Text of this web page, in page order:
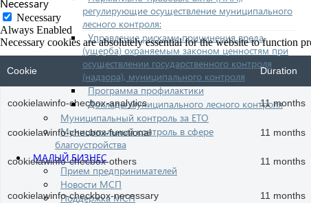
регулирующие осуществление муниципального
лесного контроля:
Управление рисками причинения вреда
(ущерба) охраняемым законом ценностям при
осуществлении государственного контроля
(надзора), муниципального контроля
Программа профилактики
Доклады муниципального лесного контроля
Муниципальный контроль за ЕТО
Муниципальный контроль в сфере
благоустройства
МАЛЫЙ БИЗНЕС
Прием предпринимателей
Новости МСП
Поддержка МСП
Necessary
Necessary
Always Enabled
Necessary cookies are absolutely essential for the website to function
Cookie Duration
cookielawinfo-checbox-analytics 11 months
cookielawinfo-checbox-functional 11 months
cookielawinfo-checbox-others 11 months
cookielawinfo-checkbox-necessary 11 months